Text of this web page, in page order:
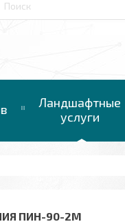
Ландшафтные
услуги
ПИН-90-2М